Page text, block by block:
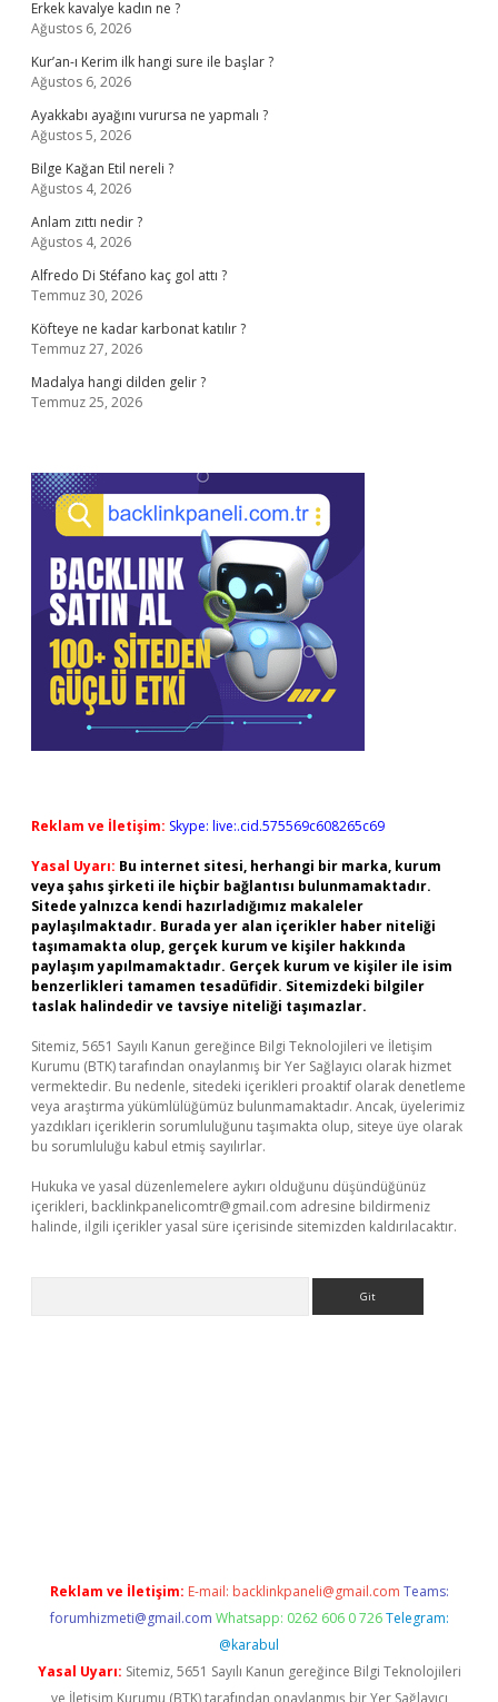
Erkek kavalye kadın ne ?
Ağustos 6, 2026
Kur’an-ı Kerim ilk hangi sure ile başlar ?
Ağustos 6, 2026
Ayakkabı ayağını vurursa ne yapmalı ?
Ağustos 5, 2026
Bilge Kağan Etil nereli ?
Ağustos 4, 2026
Anlam zıttı nedir ?
Ağustos 4, 2026
Alfredo Di Stéfano kaç gol attı ?
Temmuz 30, 2026
Köfteye ne kadar karbonat katılır ?
Temmuz 27, 2026
Madalya hangi dilden gelir ?
Temmuz 25, 2026
Reklam ve İletişim: Skype: live:.cid.575569c608265c69
Yasal Uyarı: Bu internet sitesi, herhangi bir marka, kurum
veya şahıs şirketi ile hiçbir bağlantısı bulunmamaktadır.
Sitede yalnızca kendi hazırladığımız makaleler
paylaşılmaktadır. Burada yer alan içerikler haber niteliği
taşımamakta olup, gerçek kurum ve kişiler hakkında
paylaşım yapılmamaktadır. Gerçek kurum ve kişiler ile isim
benzerlikleri tamamen tesadüfidir. Sitemizdeki bilgiler
taslak halindedir ve tavsiye niteliği taşımazlar.
Sitemiz, 5651 Sayılı Kanun gereğince Bilgi Teknolojileri ve İletişim
Kurumu (BTK) tarafından onaylanmış bir Yer Sağlayıcı olarak hizmet
vermektedir. Bu nedenle, sitedeki içerikleri proaktif olarak denetleme
veya araştırma yükümlülüğümüz bulunmamaktadır. Ancak, üyelerimiz
yazdıkları içeriklerin sorumluluğunu taşımakta olup, siteye üye olarak
bu sorumluluğu kabul etmiş sayılırlar.
Hukuka ve yasal düzenlemelere aykırı olduğunu düşündüğünüz
içerikleri, backlinkpanelicomtr@gmail.com adresine bildirmeniz
halinde, ilgili içerikler yasal süre içerisinde sitemizden kaldırılacaktır.
Reklam ve İletişim: E-mail: backlinkpaneli@gmail.com Teams:
forumhizmeti@gmail.com Whatsapp: 0262 606 0 726 Telegram:
@karabul
Yasal Uyarı: Sitemiz, 5651 Sayılı Kanun gereğince Bilgi Teknolojileri
ve İletişim Kurumu (BTK) tarafından onaylanmış bir Yer Sağlayıcı